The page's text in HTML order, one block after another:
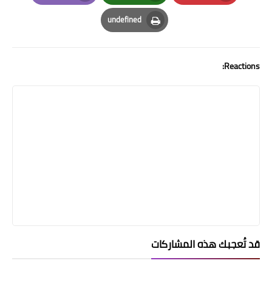
Pinterest
Whatsapp
Email
undefined
Print
Reactions:
قد تُعجبك هذه المشاركات